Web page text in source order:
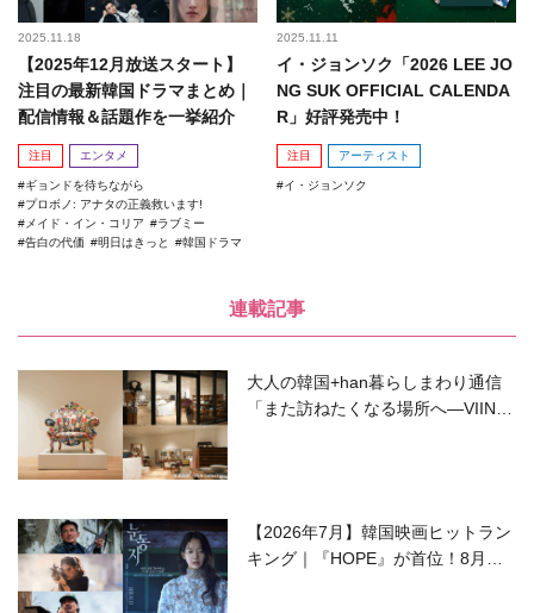
2025.11.18
【2025年12月放送スタート】
注目の最新韓国ドラマまとめ｜
配信情報＆話題作を一挙紹介
注目 エンタメ
ギョンドを待ちながら
プロボノ: アナタの正義救います!
メイド・イン・コリア
ラブミー
告白の代価
明日はきっと 韓国ドラマ
2025.11.11
イ・ジョンソク「2026 LEE JO
NG SUK OFFICIAL CALENDA
R」好評発売中！
注目 アーティスト
イ・ジョンソク
連載記事
大人の韓国+han暮らしまわり通信
「また訪ねたくなる場所へ―VIIN C
【2026年7月】韓国映画ヒットラン
キング｜『HOPE』が首位！8月公